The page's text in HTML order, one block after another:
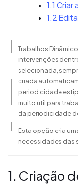
1.1
1.2
Trabalhos
intervenções
selecionada,
criada
periodicidade
muito útil para
da periodicidade
Esta opção cria
necessidades das
1. Criação